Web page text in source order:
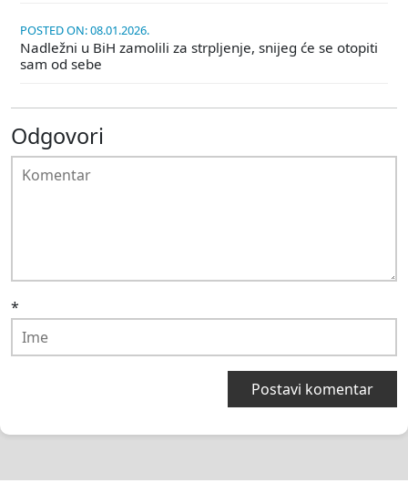
POSTED ON: 08.01.2026.
Nadležni u BiH zamolili za strpljenje, snijeg će se otopiti
sam od sebe
Odgovori
*